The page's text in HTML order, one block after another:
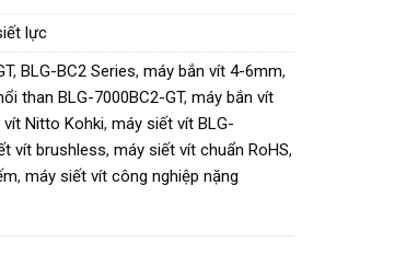
lực
, BLG-BC2 Series, máy bắn vít 4-6mm,
than BLG-7000BC2-GT, máy bắn vít
vít Nitto Kohki, máy siết vít BLG-
vít brushless, máy siết vít chuẩn RoHS,
, máy siết vít công nghiệp nặng